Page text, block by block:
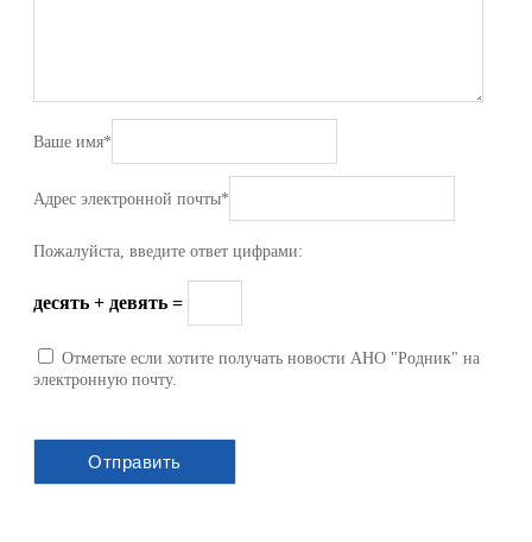
Ваше имя*
Адрес электронной почты*
Пожалуйста, введите ответ цифрами:
десять + девять =
Отметьте если хотите получать новости АНО "Родник" на
электронную почту.